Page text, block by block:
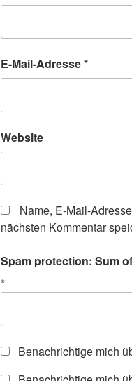
E-Mail-Adresse*
Website
Name, E-Mail-
nächsten Kommentar
Spam protection: Sum
*
Benachrichtige mich